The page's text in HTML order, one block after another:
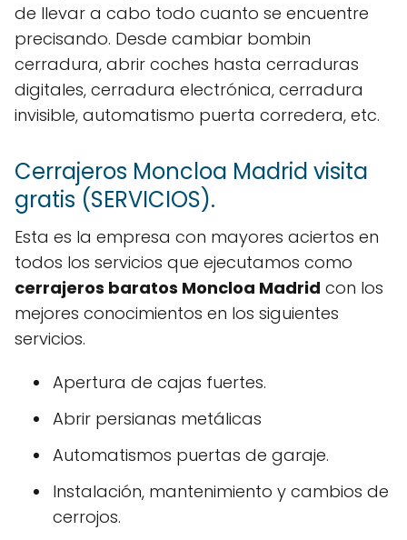
de llevar a cabo todo cuanto se encuentre
precisando. Desde cambiar bombin
cerradura, abrir coches hasta cerraduras
digitales, cerradura electrónica, cerradura
invisible, automatismo puerta corredera, etc.
Cerrajeros Moncloa Madrid visita
gratis (SERVICIOS).
Esta es la empresa con mayores aciertos en
todos los servicios que ejecutamos como
cerrajeros baratos Moncloa Madrid con los
mejores conocimientos en los siguientes
servicios.
Apertura de cajas fuertes.
Abrir persianas metálicas
Automatismos puertas de garaje.
Instalación, mantenimiento y cambios de
cerrojos.